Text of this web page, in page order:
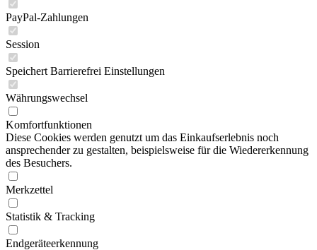
PayPal-Zahlungen
Session
Speichert Barrierefrei Einstellungen
Währungswechsel
Komfortfunktionen
Diese Cookies werden genutzt um das Einkaufserlebnis noch
ansprechender zu gestalten, beispielsweise für die Wiedererkennung
des Besuchers.
Merkzettel
Statistik & Tracking
Endgeräteerkennung